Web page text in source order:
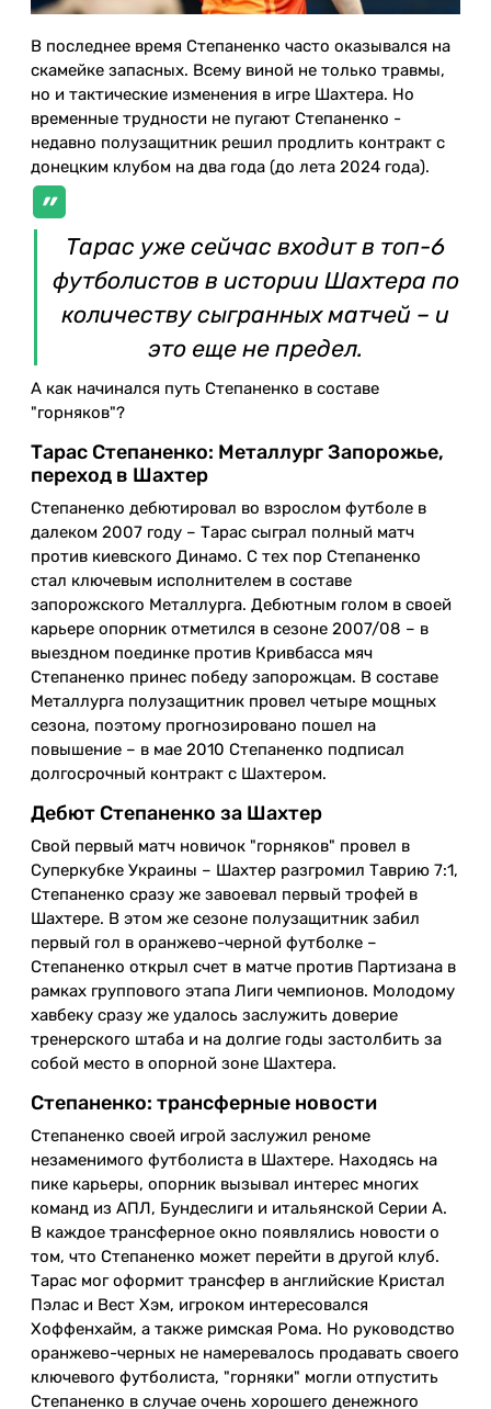
В последнее время Степаненко часто оказывался на
скамейке запасных. Всему виной не только травмы,
но и тактические изменения в игре Шахтера. Но
временные трудности не пугают Степаненко -
недавно полузащитник решил продлить контракт с
донецким клубом на два года (до лета 2024 года).
Тарас уже сейчас входит в топ-6
футболистов в истории Шахтера по
количеству сыгранных матчей – и
это еще не предел.
А как начинался путь Степаненко в составе
"горняков"?
Тарас Степаненко: Металлург Запорожье,
переход в Шахтер
Степаненко дебютировал во взрослом футболе в
далеком 2007 году – Тарас сыграл полный матч
против киевского Динамо. С тех пор Степаненко
стал ключевым исполнителем в составе
запорожского Металлурга. Дебютным голом в своей
карьере опорник отметился в сезоне 2007/08 – в
выездном поединке против Кривбасса мяч
Степаненко принес победу запорожцам. В составе
Металлурга полузащитник провел четыре мощных
сезона, поэтому прогнозировано пошел на
повышение – в мае 2010 Степаненко подписал
долгосрочный контракт с Шахтером.
Дебют Степаненко за Шахтер
Свой первый матч новичок "горняков" провел в
Суперкубке Украины – Шахтер разгромил Таврию 7:1,
Степаненко сразу же завоевал первый трофей в
Шахтере. В этом же сезоне полузащитник забил
первый гол в оранжево-черной футболке –
Степаненко открыл счет в матче против Партизана в
рамках группового этапа Лиги чемпионов. Молодому
хавбеку сразу же удалось заслужить доверие
тренерского штаба и на долгие годы застолбить за
собой место в опорной зоне Шахтера.
Степаненко: трансферные новости
Степаненко своей игрой заслужил реноме
незаменимого футболиста в Шахтере. Находясь на
пике карьеры, опорник вызывал интерес многих
команд из АПЛ, Бундеслиги и итальянской Серии А.
В каждое трансферное окно появлялись новости о
том, что Степаненко может перейти в другой клуб.
Тарас мог оформит трансфер в английские Кристал
Пэлас и Вест Хэм, игроком интересовался
Хоффенхайм, а также римская Рома. Но руководство
оранжево-черных не намеревалось продавать своего
ключевого футболиста, "горняки" могли отпустить
Степаненко в случае очень хорошего денежного